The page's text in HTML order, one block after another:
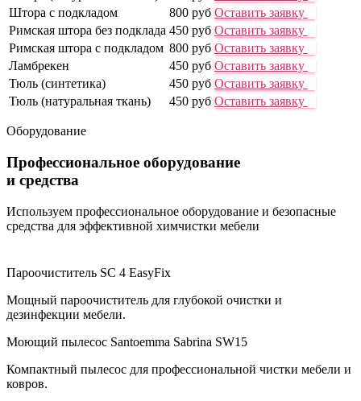
Штора с подкладом
800 руб Оставить заявку
Римская штора без подклада 450 руб Оставить заявку
Римская штора с подкладом 800 руб Оставить заявку
Ламбрекен
450 руб Оставить заявку
Тюль (синтетика)
450 руб Оставить заявку
Тюль (натуральная ткань)
450 руб Оставить заявку
Оборудование
Профессиональное оборудование
и средства
Используем профессиональное оборудование и безопасные
средства для эффективной химчистки мебели
Пароочиститель SC 4 EasyFix
Мощный пароочиститель для глубокой очистки и
дезинфекции мебели.
Моющий пылесос Santoemma Sabrina SW15
Компактный пылесос для профессиональной чистки мебели и
ковров.